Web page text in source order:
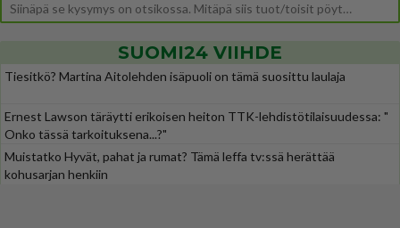
Siinäpä se kysymys on otsikossa. Mitäpä siis tuot/toisit pöytään parisuhteessa? Oletko mies vai nainen? Koetko sen mitä
SUOMI24 VIIHDE
Tiesitkö? Martina Aitolehden isäpuoli on tämä suosittu laulaja
Ernest Lawson täräytti erikoisen heiton TTK-lehdistötilaisuudessa: "
Onko tässä tarkoituksena...?"
Muistatko Hyvät, pahat ja rumat? Tämä leffa tv:ssä herättää
kohusarjan henkiin